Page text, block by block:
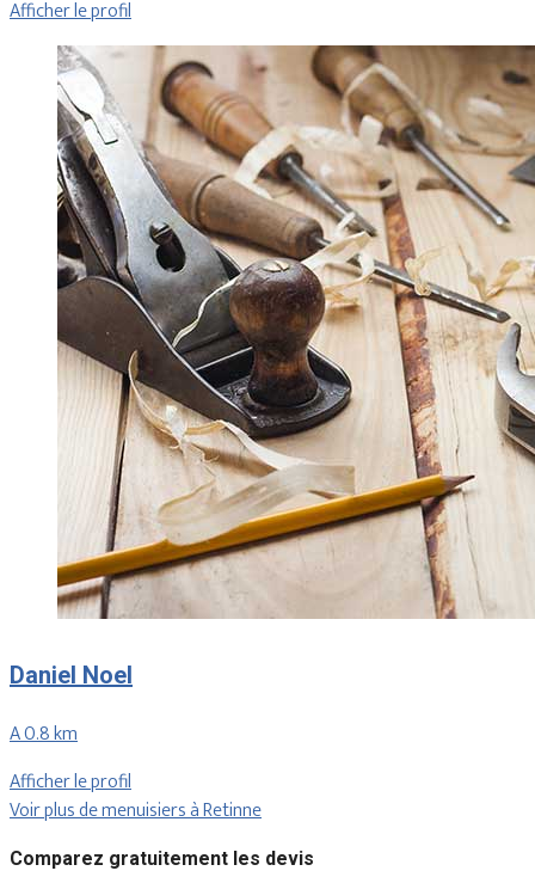
Afficher le profil
Daniel Noel
A 0.8 km
Afficher le profil
Voir plus de menuisiers à Retinne
Comparez gratuitement les devis